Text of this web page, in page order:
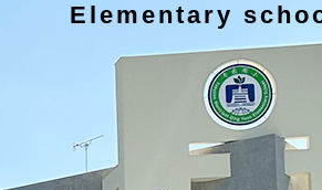
Elementary